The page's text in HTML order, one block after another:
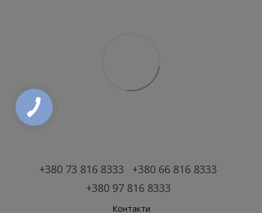
+380 73 816 8333
+380 66 816 8333
+380 97 816 8333
Контакти